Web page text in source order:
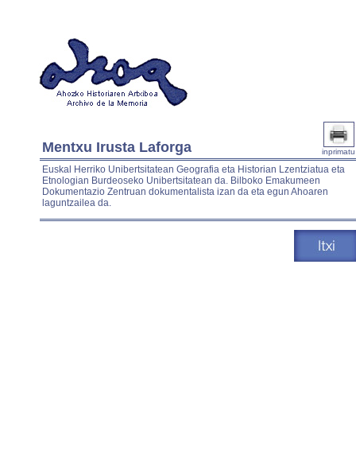
Mentxu Irusta Laforga inprimatu
Euskal Herriko Unibertsitatean Geografia eta Historian Lzentziatua eta
Etnologian Burdeoseko Unibertsitatean da. Bilboko Emakumeen
Dokumentazio Zentruan dokumentalista izan da eta egun Ahoaren
laguntzailea da.